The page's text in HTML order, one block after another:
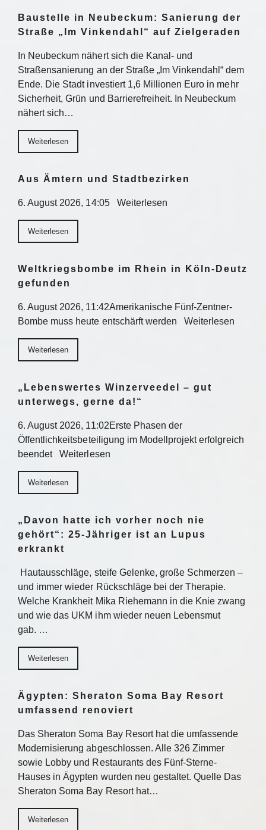
Baustelle in Neubeckum: Sanierung der
Straße „Im Vinkendahl“ auf Zielgeraden
In Neubeckum nähert sich die Kanal- und
Straßensanierung an der Straße „Im Vinkendahl“ dem
Ende. Die Stadt investiert 1,6 Millionen Euro in mehr
Sicherheit, Grün und Barrierefreiheit. In Neubeckum
nähert sich…
Weiterlesen
Aus Ämtern und Stadtbezirken
6. August 2026, 14:05 Weiterlesen
Weiterlesen
Weltkriegsbombe im Rhein in Köln-Deutz
gefunden
6. August 2026, 11:42Amerikanische Fünf-Zentner-
Bombe muss heute entschärft werden Weiterlesen
Weiterlesen
„Lebenswertes Winzerveedel – gut
unterwegs, gerne da!“
6. August 2026, 11:02Erste Phasen der
Öffentlichkeitsbeteiligung im Modellprojekt erfolgreich
beendet Weiterlesen
Weiterlesen
„Davon hatte ich vorher noch nie
gehört“: 25-Jähriger ist an Lupus
erkrankt
Hautausschläge, steife Gelenke, große Schmerzen –
und immer wieder Rückschläge bei der Therapie.
Welche Krankheit Mika Riehemann in die Knie zwang
und wie das UKM ihm wieder neuen Lebensmut
gab. …
Weiterlesen
Ägypten: Sheraton Soma Bay Resort
umfassend renoviert
Das Sheraton Soma Bay Resort hat die umfassende
Modernisierung abgeschlossen. Alle 326 Zimmer
sowie Lobby und Restaurants des Fünf-Sterne-
Hauses in Ägypten wurden neu gestaltet. Quelle Das
Sheraton Soma Bay Resort hat…
Weiterlesen